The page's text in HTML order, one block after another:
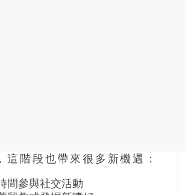
這階段也帶來很多新機遇：
間參與社交活動